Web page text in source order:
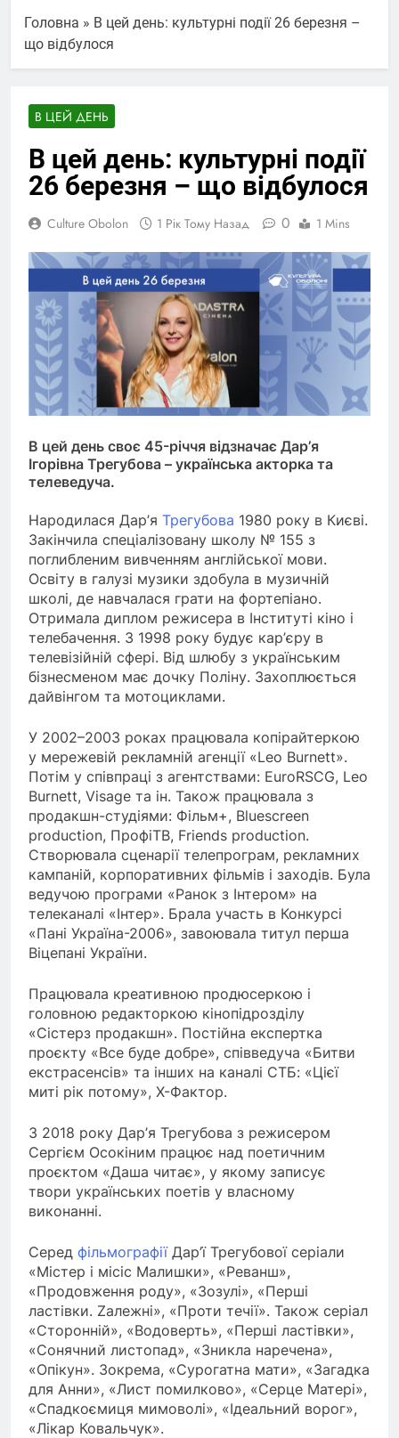
Головна » В цей день: культурні події 26 березня –
що відбулося
В ЦЕЙ ДЕНЬ
В цей день: культурні події
26 березня – що відбулося
Culture Obolon 1 Рік Тому Назад 0 1 Mins
В цей день своє 45-річчя відзначає Дар’я
Ігорівна Трегубова – українська акторка та
телеведуча.
Народилася Дар’я Трегубова 1980 року в Києві.
Закінчила спеціалізовану школу № 155 з
поглибленим вивченням англійської мови.
Освіту в галузі музики здобула в музичній
школі, де навчалася грати на фортепіано.
Отримала диплом режисера в Інституті кіно і
телебачення. З 1998 року будує кар’єру в
телевізійній сфері. Від шлюбу з українським
бізнесменом має дочку Поліну. Захоплюється
дайвінгом та мотоциклами.
У 2002–2003 роках працювала копірайтеркою
у мережевій рекламній агенції «Leo Burnett».
Потім у співпраці з агентствами: EuroRSCG, Leo
Burnett, Visage та ін. Також працювала з
продакшн-студіями: Фільм+, Bluescreen
production, ПрофіТВ, Friends production.
Створювала сценарії телепрограм, рекламних
кампаній, корпоративних фільмів і заходів. Була
ведучою програми «Ранок з Інтером» на
телеканалі «Інтер». Брала участь в Конкурсі
«Пані Україна-2006», завоювала титул перша
Віцепані України.
Працювала креативною продюсеркою і
головною редакторкою кінопідрозділу
«Сістерз продакшн». Постійна експертка
проєкту «Все буде добре», співведуча «Битви
екстрасенсів» та інших на каналі СТБ: «Цієї
миті рік потому», X-Фактор.
З 2018 року Дар’я Трегубова з режисером
Сергієм Осокіним працює над поетичним
проєктом «Даша читає», у якому записує
твори українських поетів у власному
виконанні.
Серед фільмографіїДар’ї Трегубової серіали
«Містер і місіс Малишки», «Реванш»,
«Продовження роду», «Зозулі», «Перші
ластівки. Zалежні», «Проти течії». Також серіал
«Сторонній», «Водоверть», «Перші ластівки»,
«Сонячний листопад», «Зникла наречена»,
«Опікун». Зокрема, «Сурогатна мати», «Загадка
для Анни», «Лист помилково», «Серце Матері»,
«Спадкоємиця мимоволі», «Ідеальний ворог»,
«Лікар Ковальчук».